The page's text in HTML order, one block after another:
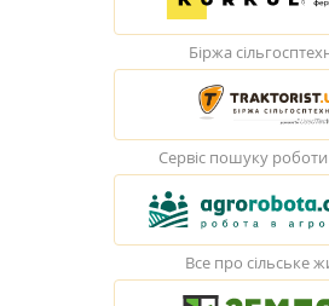
Біржа
Сервіс пошуку
Все про сільське